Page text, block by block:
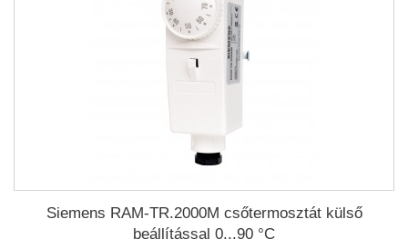
Siemens RAM-TR.2000M csőtermosztát külső
beállítással 0...90 °C